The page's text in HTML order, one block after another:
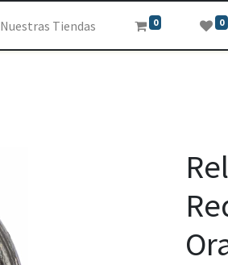
Nuestras Tiendas 0 0